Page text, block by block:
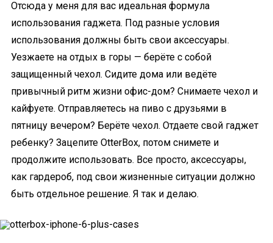
Отсюда у меня для вас идеальная формула
использования гаджета. Под разные условия
использования должны быть свои аксессуары.
Уезжаете на отдых в горы — берёте с собой
защищенный чехол. Сидите дома или ведёте
привычный ритм жизни офис-дом? Снимаете чехол и
кайфуете. Отправляетесь на пиво с друзьями в
пятницу вечером? Берёте чехол. Отдаете свой гаджет
ребенку? Зацепите OtterBox, потом снимете и
продолжите использовать. Все просто, аксессуары,
как гардероб, под свои жизненные ситуации должно
быть отдельное решение. Я так и делаю.